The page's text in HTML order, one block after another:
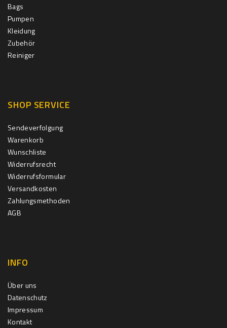
Bags
Pumpen
Kleidung
Zubehör
Reiniger
SHOP SERVICE
Sendeverfolgung
Warenkorb
Wunschliste
Widerrufsrecht
Widerrufsformular
Versandkosten
Zahlungsmethoden
AGB
INFO
Über uns
Datenschutz
Impressum
Kontakt